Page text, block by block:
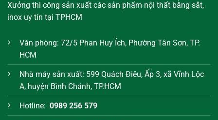
Xưởng thi công sản xuất các sản phẩm nội thất bằng sắt,
inox uy tín tại TPHCM
Văn phòng: 72/5 Phan Huy Ích, Phường Tân Sơn, TP.
HCM
Nhà máy sản xuất: 599 Quách Điêu, Ấp 3, xã Vĩnh Lộc
A, huyện Bình Chánh, TP.HCM
Hotline: 0989 256 579